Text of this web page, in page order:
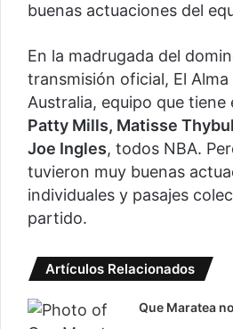
buenas actuaciones del
En la madrugada del
transmisión oficial, El
Australia, equipo que tiene
Patty Mills, Matisse
Joe Ingles, todos NBA.
tuvieron muy buenas
individuales y pasajes
partido.
Artículos Relacionados
Que Maratea